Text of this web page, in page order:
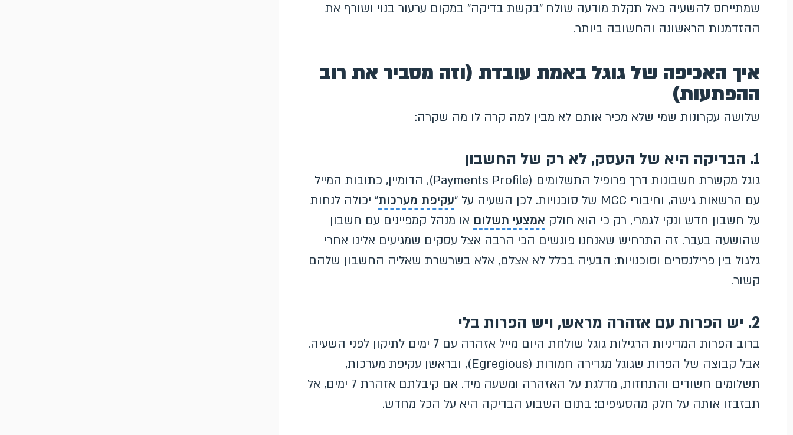
שמתייחס להשעיה כאל תקלת מודעה שולח "בקשת בדיקה" במקום ערעור בנוי ושורף את
ההזדמנות הראשונה והחשובה ביותר.
איך האכיפה של גוגל באמת עובדת (וזה מסביר את רוב
ההפתעות)
שלושה עקרונות שמי שלא מכיר אותם לא מבין למה קרה לו מה שקרה:
1. הבדיקה היא של העסק, לא רק של החשבון
גוגל מקשרת חשבונות דרך פרופיל התשלומים (Payments Profile), הדומיין, כתובות המייל
עם הרשאות גישה, וחיבורי MCC של סוכנויות. לכן השעיה על "
עקיפת מערכות" יכולה לנחות
על חשבון חדש ונקי לגמרי, רק כי הוא חולק אמצעי תשלום או מנהל קמפיינים עם חשבון
שהושעה בעבר. זה התרחיש שאנחנו פוגשים הכי הרבה אצל עסקים שמגיעים אלינו אחרי
גלגול בין פרילנסרים וסוכנויות: הבעיה בכלל לא אצלם, אלא בשרשרת שאליה החשבון שלהם
קשור.
2. יש הפרות עם אזהרה מראש, ויש הפרות בלי
ברוב הפרות המדיניות הרגילות גוגל שולחת היום מייל אזהרה עם 7 ימים לתיקון לפני השעיה.
אבל קבוצה של הפרות שגוגל מגדירה חמורות (Egregious), ובראשן עקיפת מערכות,
תשלומים חשודים והתחזות, מדלגת על האזהרה ומשעה מיד. אם קיבלתם אזהרת 7 ימים, אל
תבזבזו אותה על חלק מהסעיפים: בתום השבוע הבדיקה היא על הכל מחדש.